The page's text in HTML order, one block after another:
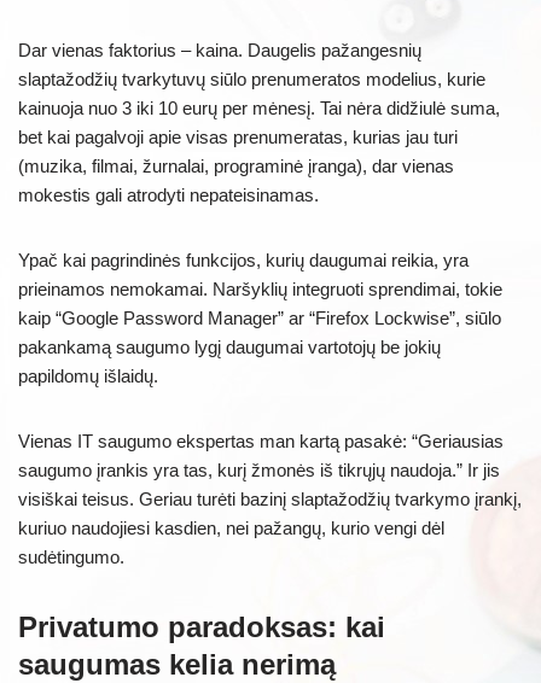
Dar vienas faktorius – kaina. Daugelis pažangesnių
slaptažodžių tvarkytuvų siūlo prenumeratos modelius, kurie
kainuoja nuo 3 iki 10 eurų per mėnesį. Tai nėra didžiulė suma,
bet kai pagalvoji apie visas prenumeratas, kurias jau turi
(muzika, filmai, žurnalai, programinė įranga), dar vienas
mokestis gali atrodyti nepateisinamas.
Ypač kai pagrindinės funkcijos, kurių daugumai reikia, yra
prieinamos nemokamai. Naršyklių integruoti sprendimai, tokie
kaip “Google Password Manager” ar “Firefox Lockwise”, siūlo
pakankamą saugumo lygį daugumai vartotojų be jokių
papildomų išlaidų.
Vienas IT saugumo ekspertas man kartą pasakė: “Geriausias
saugumo įrankis yra tas, kurį žmonės iš tikrųjų naudoja.” Ir jis
visiškai teisus. Geriau turėti bazinį slaptažodžių tvarkymo įrankį,
kuriuo naudojiesi kasdien, nei pažangų, kurio vengi dėl
sudėtingumo.
Privatumo paradoksas: kai
saugumas kelia nerimą